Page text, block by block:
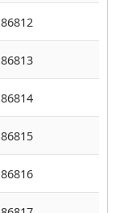
86812
86813
86814
86815
86816